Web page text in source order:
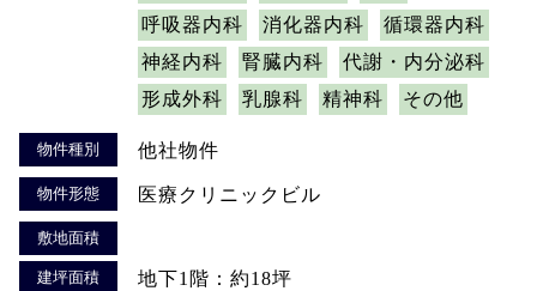
呼吸器内科
消化器内科
循環器内科
神経内科
腎臓内科
代謝・内分泌科
形成外科
乳腺科 精神科 その他
物件種別 他社物件
物件形態 医療クリニックビル
敷地面積
建坪面積
地下1階：約18坪